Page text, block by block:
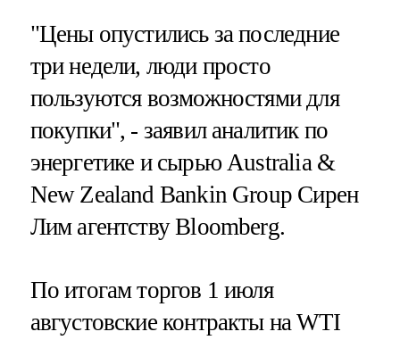
"Цены опустились за последние
три недели, люди просто
пользуются возможностями для
покупки", - заявил аналитик по
энергетике и сырью Australia &
New Zealand Bankin Group Сирен
Лим агентству Bloomberg.
По итогам торгов 1 июля
августовские контракты на WTI